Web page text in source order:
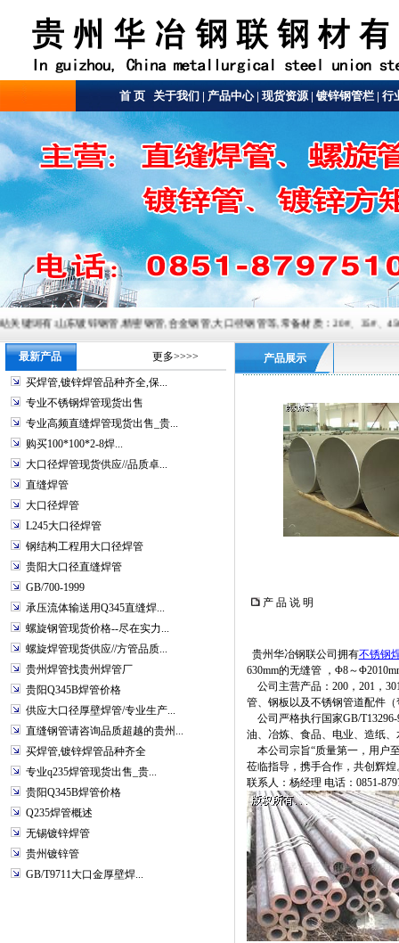
首 页 关于我们 | 产品中心| 现货资源| 镀锌钢管栏 | 行
词有:山东镀锌钢管,精密钢管,合金钢管,大口径钢管等,常备材质：20#、35#、
最新产品 更多>>>>
买焊管,镀锌焊管品种齐全,保...
专业不锈钢焊管现货出售
专业高频直缝焊管现货出售_贵...
购买100*100*2-8焊...
大口径焊管现货供应//品质卓...
直缝焊管
大口径焊管
L245大口径焊管
钢结构工程用大口径焊管
贵阳大口径直缝焊管
GB/700-1999
承压流体输送用Q345直缝焊...
螺旋钢管现货价格--尽在实力...
螺旋焊管现货供应//方管品质...
贵州焊管找贵州焊管厂
贵阳Q345B焊管价格
供应大口径厚壁焊管/专业生产...
直缝钢管请咨询品质超越的贵州...
买焊管,镀锌焊管品种齐全
专业q235焊管现货出售_贵...
贵阳Q345B焊管价格
Q235焊管概述
无锡镀锌焊管
贵州镀锌管
GB/T9711大口金厚壁焊...
产品展示
产 品 说 明
贵州华冶钢联公司拥有不锈钢
630mm的无缝管 ，Φ8～
公司主营产品：200，201，
管、钢板以及不锈钢管道配件
公司严格执行国家GB/T13296-
油、冶炼、食品、电业、造纸
本公司宗旨“质量第一，用户
莅临指导，携手合作，共创辉煌
联系人：杨经理 电话：0851-